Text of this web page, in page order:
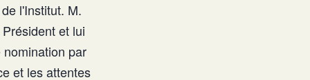
l'Institut. M.
et lui
par
et les attentes